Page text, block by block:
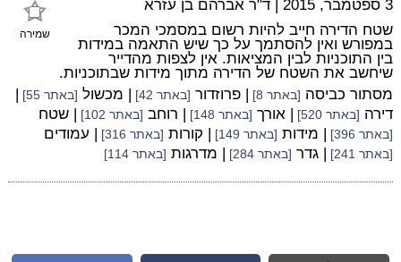
שמירה
3 ספטמבר, 2015 | ד"ר אברהם בן עזרא
שטח הדירה חייב להיות רשום במסמכי המכר
במפורש ואין להסתמך על כך שיש התאמה במידות
בין התוכניות לבין המציאות. אין לצפות מהדייר
שיחשב את השטח של הדירה מתוך מידות שבתוכניות.
מסתור כביסה [באתר 8] | פרוזדור [באתר 42] | מכשול [באתר 55]
|
דירה [באתר 520] | אורך [באתר 148] | רוחב [באתר 102] | שטח
[באתר 396] | מידות [באתר 149] | קורות [באתר 316] | עמודים
[באתר 241] | גדר [באתר 284] | מדרגות [באתר 114]